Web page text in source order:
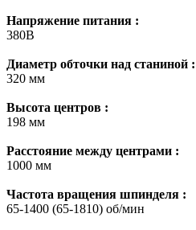
Напряжение питания :
380В
Диаметр обточки над станиной :
320 мм
Высота центров :
198 мм
Расстояние между центрами :
1000 мм
Частота вращения шпинделя :
65-1400 (65-1810) об/мин